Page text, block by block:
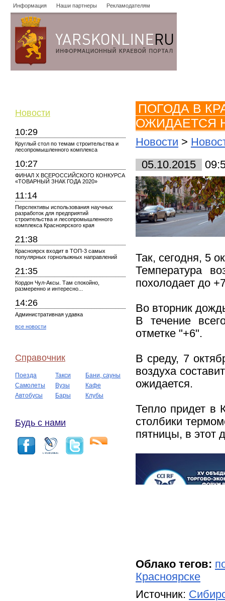
Информация Наши партнеры Рекламодателям
Новости
10:29
Круглый стол по темам строительства и
лесопромышленного комплекса
10:27
ФИНАЛ X ВСЕРОССИЙСКОГО КОНКУРСА
«ТОВАРНЫЙ ЗНАК ГОДА 2020»
11:14
Перспективы использования научных
разработок для предприятий
строительства и лесопромышленного
комплекса Красноярского края
21:38
Красноярск входит в ТОП-3 самых
популярных горнолыжных направлений
21:35
Кордон Чул-Аксы. Там спокойно,
размеренно и интересно...
14:26
Административная удавка
все новости
Справочник
Поезда Такси
Бани, сауны
Самолеты
Вузы
Кафе
Автобусы
Бары Клубы
Будь с нами
ПОГОДА В
ОЖИДАЕТСЯ
Новости >
05.10.2015
Так, сегодня, 5
Температура
похолодает до
Во вторник
В течение
отметке "+6".
В среду, 7
воздуха
ожидается.
Тепло придет в
столбики
пятницы, в этот
Облако тегов:
Красноярске
Источник: